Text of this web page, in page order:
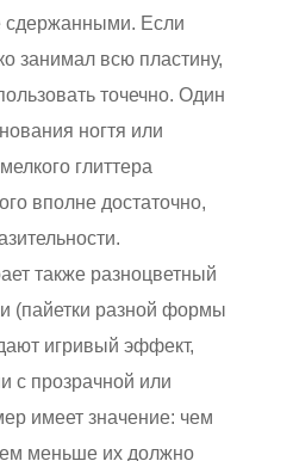
сдержанными. Если
занимал всю пластину,
точечно. Один
ногтя или
глиттера
вполне достаточно,
также разноцветный
(пайетки разной формы
игривый эффект,
с прозрачной или
имеет значение: чем
меньше их должно